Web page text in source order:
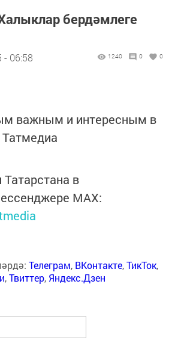
бердәмлеге
- 06:58 1240 0 0
важным и интересным в
Татмедиа
Татарстана в
MАХ:
Телеграм, ВКонтакте,ТикТок,
,Твиттер, Яндекс.Дзен